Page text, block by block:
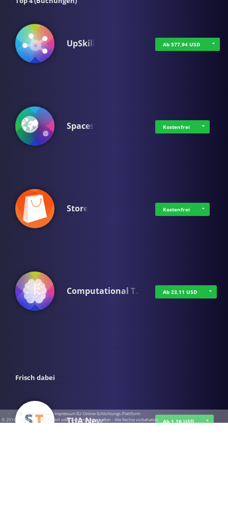
UpSkill Ab 577,94 USD
Spaces Kostenfrei
Store Kostenfrei
Computational T… Ab 23,11 USD
Frisch dabei
TUA News Ab 1,16 USD
· · ·Datenschutz ·Impressum EU-Online-Schlichtungs-Plattform·
© 2016 - 2026 SupraTix GmbH oder Partnergesellschaften - Alle Rechte vorbehalten.